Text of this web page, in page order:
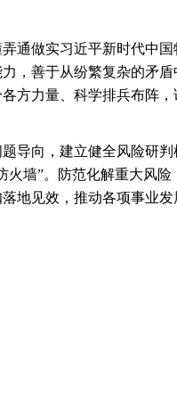
通做实习近平新时代中
，善于从纷繁复杂的矛
方力量、科学排兵布阵
导向，建立健全风险研
墙”。防范化解重大风
地见效，推动各项事业发